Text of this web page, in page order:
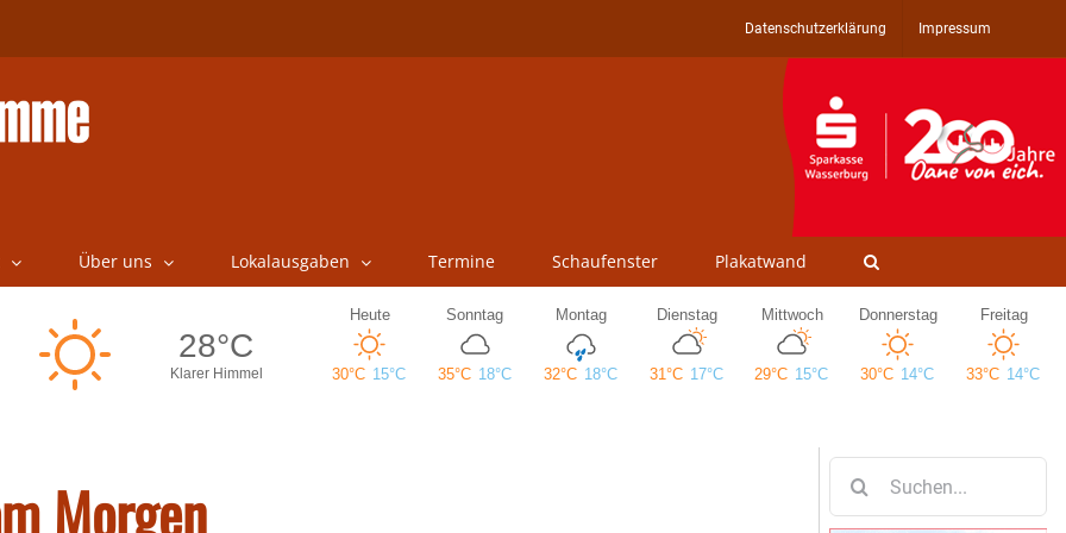
Datenschutzerklärung Impressum
Über uns Lokalausgaben Termine Schaufenster Plakatwand
Morgen
nach: